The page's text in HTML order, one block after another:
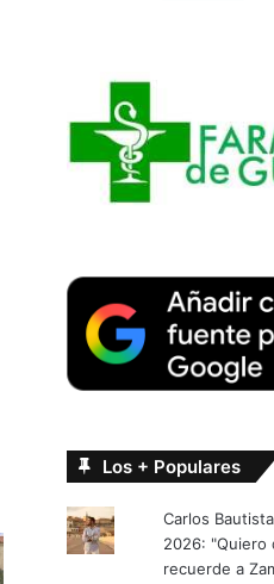
Los + Populares
Carlos
2026: "Quiero
recuerde a